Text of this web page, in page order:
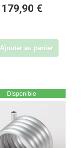
179,90 €
Ajouter au panier
Disponible